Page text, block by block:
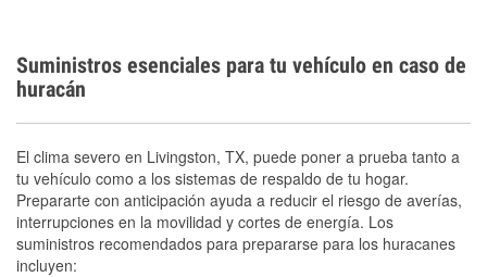
Suministros esenciales para tu vehículo en caso de
huracán
El clima severo en Livingston, TX, puede poner a prueba tanto a
tu vehículo como a los sistemas de respaldo de tu hogar.
Prepararte con anticipación ayuda a reducir el riesgo de averías,
interrupciones en la movilidad y cortes de energía. Los
suministros recomendados para prepararse para los huracanes
incluyen: